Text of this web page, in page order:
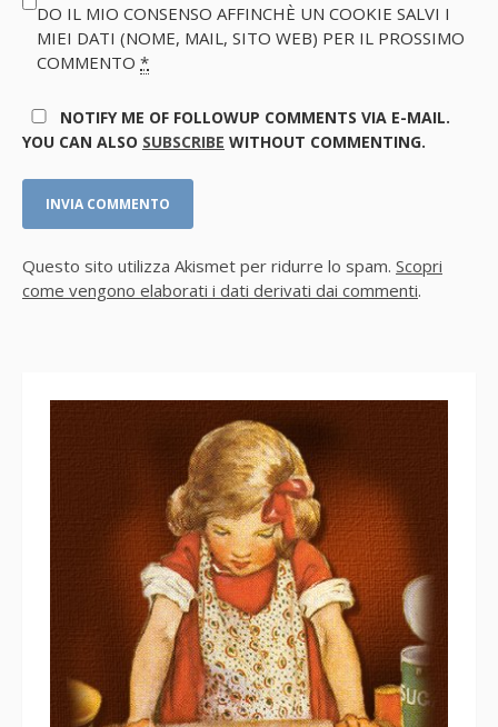
DO IL MIO CONSENSO AFFINCHÈ UN COOKIE SALVI I
MIEI DATI (NOME, MAIL, SITO WEB) PER IL PROSSIMO
COMMENTO *
NOTIFY ME OF FOLLOWUP COMMENTS VIA E-MAIL.
YOU CAN ALSO SUBSCRIBE WITHOUT COMMENTING.
Questo sito utilizza Akismet per ridurre lo spam. Scopri
come vengono elaborati i dati derivati dai commenti.